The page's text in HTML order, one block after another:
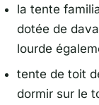
la tente
dotée de
lourde
tente de toit
dormir sur le